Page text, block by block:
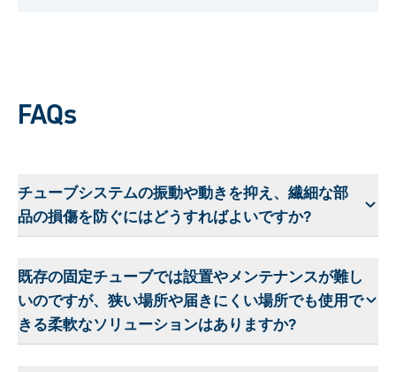
FAQs
チューブシステムの振動や動きを抑え、繊細な部
品の損傷を防ぐにはどうすればよいですか?
既存の固定チューブでは設置やメンテナンスが難し
いのですが、狭い場所や届きにくい場所でも使用で
きる柔軟なソリューションはありますか?